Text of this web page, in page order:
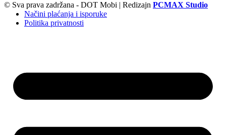
© Sva prava zadržana - DOT Mobi | Redizajn PCMAX Studio
Načini plaćanja i isporuke
Politika privatnosti